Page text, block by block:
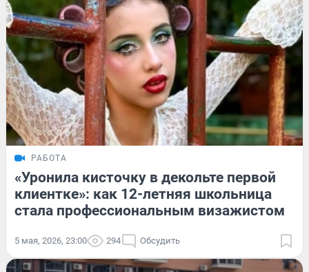
РАБОТА
«Уронила кисточку в декольте первой
клиентке»: как 12-летняя школьница
стала профессиональным визажистом
5 мая, 2026, 23:00 294 Обсудить